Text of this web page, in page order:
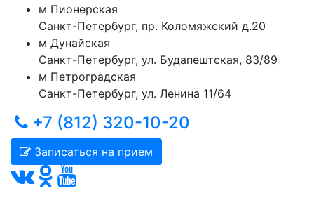
м Пионерская
Санкт-Петербург, пр. Коломяжский д.20
м Дунайская
Санкт-Петербург, ул. Будапештская, 83/89
м Петроградская
Санкт-Петербург, ул. Ленина 11/64
+7 (812) 320-10-20
Записаться на прием